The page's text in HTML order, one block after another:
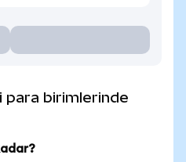
para birimlerinde